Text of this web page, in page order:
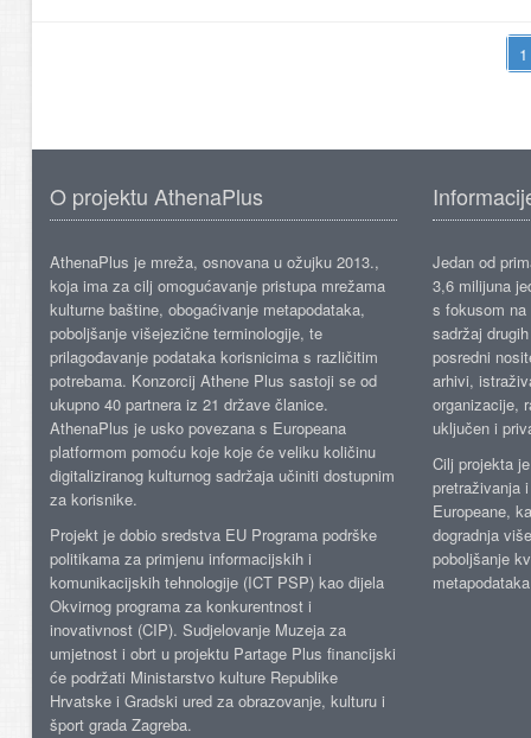
O projektu AthenaPlus
AthenaPlus je mreža, osnovana u ožujku 2013.,
koja ima za cilj omogućavanje pristupa mrežama
kulturne baštine, obogaćivanje metapodataka,
poboljšanje višejezične terminologije, te
prilagođavanje podataka korisnicima s različitim
potrebama. Konzorcij Athene Plus sastoji se od
ukupno 40 partnera iz 21 države članice.
AthenaPlus je usko povezana s Europeana
platformom pomoću koje koje će veliku količinu
digitaliziranog kulturnog sadržaja učiniti dostupnim
za korisnike.
Projekt je dobio sredstva EU Programa podrške
politikama za primjenu informacijskih i
komunikacijskih tehnologije (ICT PSP) kao dijela
Okvirnog programa za konkurentnost i
inovativnost (CIP). Sudjelovanje Muzeja za
umjetnost i obrt u projektu Partage Plus financijski
će podržati Ministarstvo kulture Republike
Hrvatske i Gradski ured za obrazovanje, kulturu i
šport grada Zagreba.
Jedan od
3,6 milijuna
s fokusom
sadržaj
posredni
arhivi,
organizacije,
uključen i
Cilj projekta
pretraživanja
Europeane,
dogradnja
poboljšanje